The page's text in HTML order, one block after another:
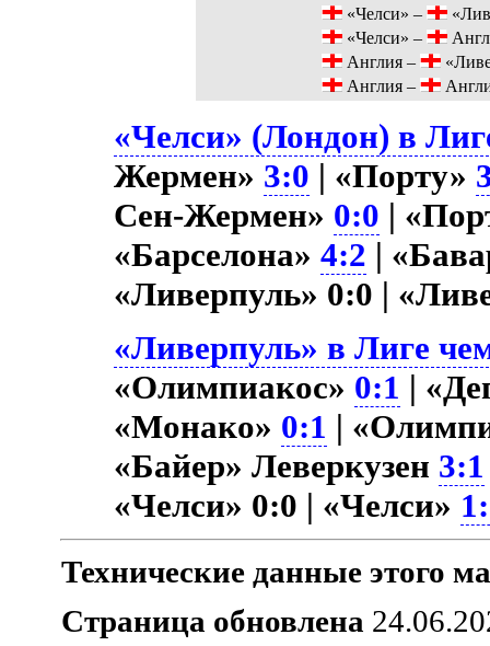
«Челси» –
«Челси» –
Англия –
Англия –
«Челси» (Лондон) в
Жермен» 3:0 | «Порту»
Сен-Жермен» 0:0 |
«Барселона»4:2 |
«Ливерпуль» 0:0 |
«Ливерпуль» в Лиге
«Олимпиакос» 0:1 |
«Монако» 0:1 |
«Байер» Леверкузен 3:1
«Челси» 0:0 | «Челси»
Технические данные этого
Страница обновлена